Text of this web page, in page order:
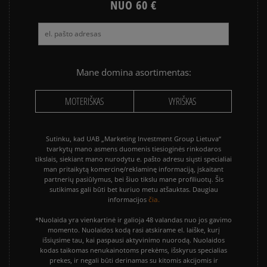
VANS OLD SKOOL
NUO 60 €
Mane domina asortimentas:
MOTERIŠKAS VYRIŠKAS
Sutinku, kad UAB „Marketing Investment Group Lietuva“
tvarkytų mano asmens duomenis tiesioginės rinkodaros
tikslais, siekiant mano nurodytu e. pašto adresu siųsti specialiai
man pritaikytą komercinę/reklaminę informaciją, įskaitant
partnerių pasiūlymus, bei šiuo tikslu mane profiliuotų. Šis
sutikimas gali būti bet kuriuo metu atšauktas. Daugiau
informacijos čia.
*Nuolaida yra vienkartinė ir galioja 48 valandas nuo jos gavimo
momento. Nuolaidos kodą rasi atskirame el. laiške, kurį
išsiųsime tau, kai paspausi aktyvinimo nuorodą. Nuolaidos
kodas taikomas nenukainotoms prekėms, išskyrus specialias
prekes, ir negali būti derinamas su kitomis akcijomis ir